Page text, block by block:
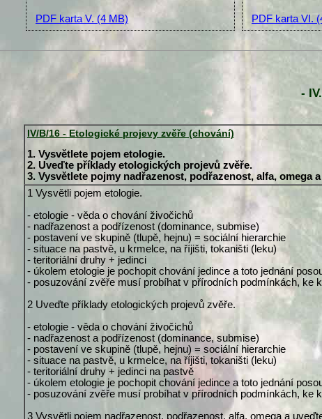
PDF karta V. (4 MB) PDF karta VI.
-
IV/B/16 - Etologické projevy zvěře (chování)
1. Vysvětlete pojem etologie.
2. Uveďte příklady etologických projevů zvěře.
3. Vysvětlete pojmy nadřazenost, podřazenost, alfa, omega
1 Vysvětli pojem etologie.
- etologie - věda o chování živočichů
- nadřazenost a podřízenost (dominance, submise)
- postavení ve skupině (tlupě, hejnu) = sociální hierarchie
- situace na pastvě, u krmelce, na říjišti, tokaništi (leku)
- teritoriální druhy + jedinci
- úkolem etologie je pochopit chování jedince a toto jednání
- posuzování zvěře musí probíhat v přírodních podmínkách, ke
2 Uveďte příklady etologických projevů zvěře.
- etologie - věda o chování živočichů
- nadřazenost a podřízenost (dominance, submise)
- postavení ve skupině (tlupě, hejnu) = sociální hierarchie
- situace na pastvě, u krmelce, na říjišti, tokaništi (leku)
- teritoriální druhy + jedinci na pastvě
- úkolem etologie je pochopit chování jedince a toto jednání
- posuzování zvěře musí probíhat v přírodních podmínkách, ke
3 Vysvětli pojem nadřazenost, podřazenost, alfa, omega a